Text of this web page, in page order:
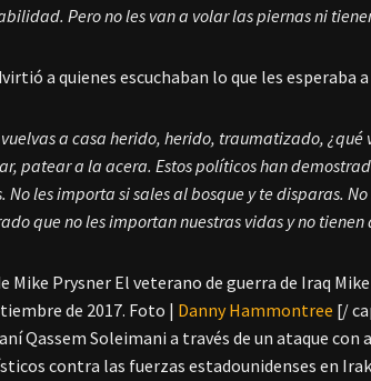
Pero no les van a volar las piernas ni
a quienes escuchaban lo que les esperaba
a casa herido, herido, traumatizado, ¿qué
patear a la acera. Estos políticos han
No les importa si sales al bosque y te disparas.
que no les importan nuestras vidas y no
El veterano de guerra de Iraq
de 2017. Foto | Danny Hammontree [/
Qassem Soleimani a través de un ataque
contra las fuerzas estadounidenses en